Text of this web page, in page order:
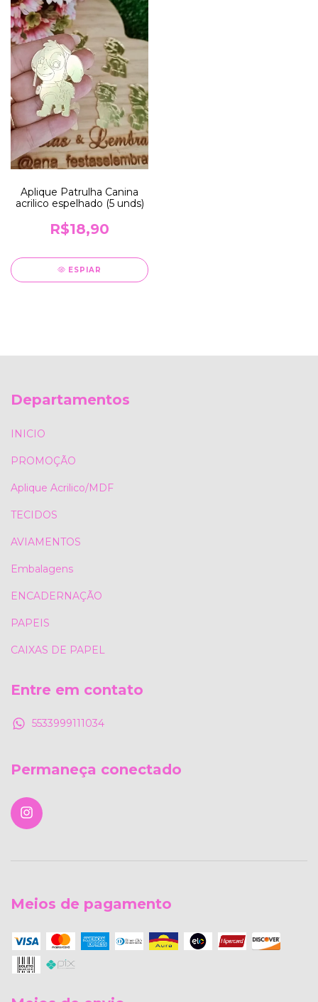
Aplique Patrulha Canina
acrilico espelhado (5 unds)
R$18,90
ESPIAR
Departamentos
INICIO
PROMOÇÃO
Aplique Acrilico/MDF
TECIDOS
AVIAMENTOS
Embalagens
ENCADERNAÇÃO
PAPEIS
CAIXAS DE PAPEL
Entre em contato
5533999111034
Permaneça conectado
Meios de pagamento